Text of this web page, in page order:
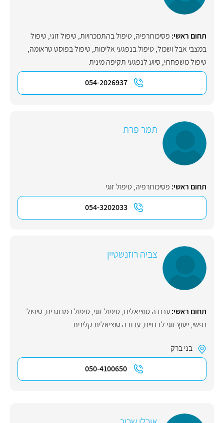
תחום ראשי: פסיכותרפיה, טיפול בהתמכרויות, טיפול זוגי, טיפול
במצבי אבל ושכול, טיפול בנפגעי אלימות, טיפול בפוסט טראומה,
טיפול משפחתי, סיוע לנפגעי תקיפה מינית
054-2026937
תמר פרת
תחום ראשי: פסיכותרפיה, טיפול זוגי
054-3202033
צביה רוזנשטיין
תחום ראשי:עבודה סוציאלית, טיפול זוגי, טיפול במבוגרים, טיפול
נפשי,ייעוץ זוגי לדתיים,עבודה סוציאלית קלינית
בני ברק
050-4100650